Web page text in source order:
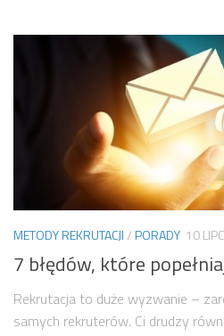
METODY REKRUTACJI/PORADY 10
7 błędów, które
Rekrutacja to duże wyzwanie –
samych rekruterów. Ci drudzy